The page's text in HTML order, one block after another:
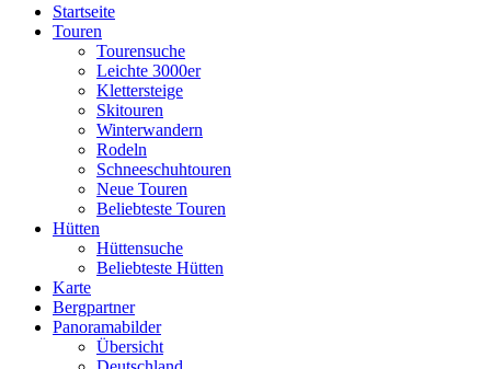
Startseite
Touren
Tourensuche
Leichte 3000er
Klettersteige
Skitouren
Winterwandern
Rodeln
Schneeschuhtouren
Neue Touren
Beliebteste Touren
Hütten
Hüttensuche
Beliebteste Hütten
Karte
Bergpartner
Panoramabilder
Übersicht